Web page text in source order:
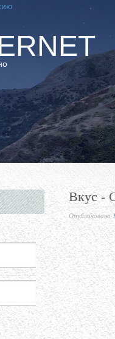
Вкус -
Опубликовано